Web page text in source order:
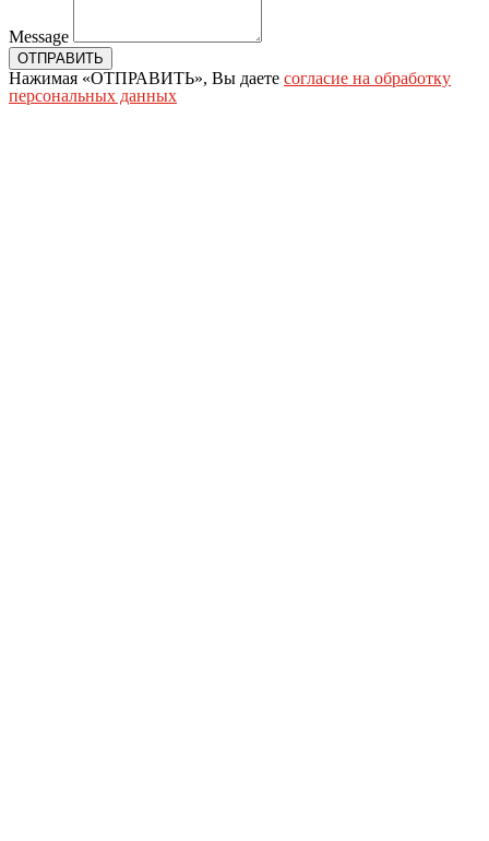
Message
ОТПРАВИТЬ
Нажимая «ОТПРАВИТЬ», Вы даете согласие на обработку
персональных данных